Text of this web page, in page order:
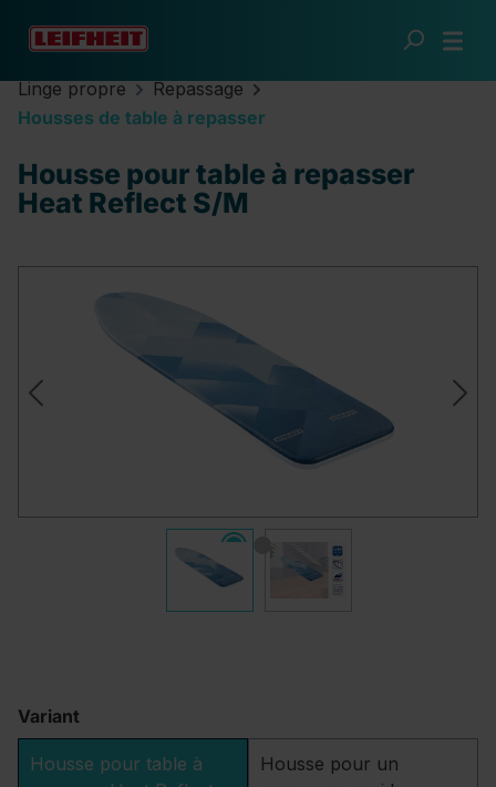
Passer au contenu principal
Linge propre
Repassage
Housses de table à repasser
Housse pour table à repasser
Heat Reflect S/M
Variant
Housse pour table à
Housse pour un